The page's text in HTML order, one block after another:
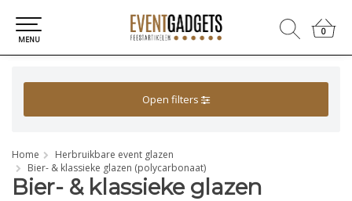
0
0
MENU
Open filters
Home
Herbruikbare event glazen
Bier- & klassieke glazen (polycarbonaat)
Bier- & klassieke glazen